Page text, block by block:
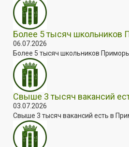
Более 5 тысяч школьников
06.07.2026
Более 5 тысяч школьников
Свыше 3 тысяч вакансий
03.07.2026
Свыше 3 тысяч вакансий есть в